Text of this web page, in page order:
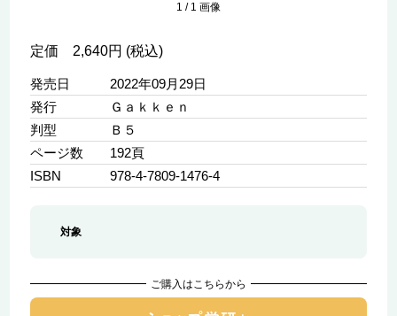
1 / 1 画像
定価 2,640円 (税込)
発売日
2022年09月29日
発行
Ｇａｋｋｅｎ
判型
Ｂ５
ページ数
192頁
ISBN
978-4-7809-1476-4
対象
ご購入はこちらから